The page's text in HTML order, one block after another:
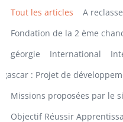
A
Fondation de la 2 ème
géorgie
International
: Projet de
Missions proposées par le
Objectif Réussir
Tout les articles